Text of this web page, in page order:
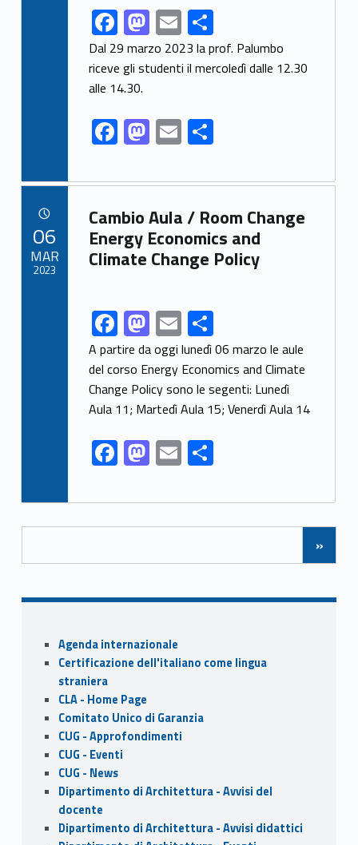
Link identifier share facebook archive #share-link-archive-91600F
ac
e
b
o
o
k
M
as
to
o
n
E
m
ai
S
h
ar
Dal 29 marzo 2023 la prof. Palumbo
riceve gli studenti il mercoledì dalle 12.30
alle 14.30.
F
ac
e
b
o
o
M
as
to
d
o
n
E
m
ai
l
S
ar
e
Link identifier archive #link-archive-24891
Cambio Aula / Room Change
Energy Economics and
Climate Change Policy
Link identifier share facebook archive #share-link-archive-90607F
ac
e
b
o
o
k
M
as
to
d
o
n
E
m
ai
l
S
h
ar
e
A partire da oggi lunedì 06 marzo le aule
del corso Energy Economics and Climate
Change Policy sono le segenti: Lunedì
Aula 11; Martedì Aula 15; Venerdì Aula 14
F
ac
e
b
o
k
M
as
to
d
o
E
m
ai
l
S
h
ar
e
06
MAR
2023
Posts Navigation
»
Sidebar
Agenda internazionale
Certificazione dell'italiano come lingua
straniera
CLA - Home Page
Comitato Unico di Garanzia
CUG - Approfondimenti
CUG - Eventi
CUG - News
Dipartimento di Architettura - Avvisi del
docente
Dipartimento di Architettura - Avvisi didattici